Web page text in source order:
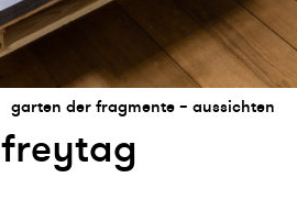
garten der fragmente – aussichten
freytag